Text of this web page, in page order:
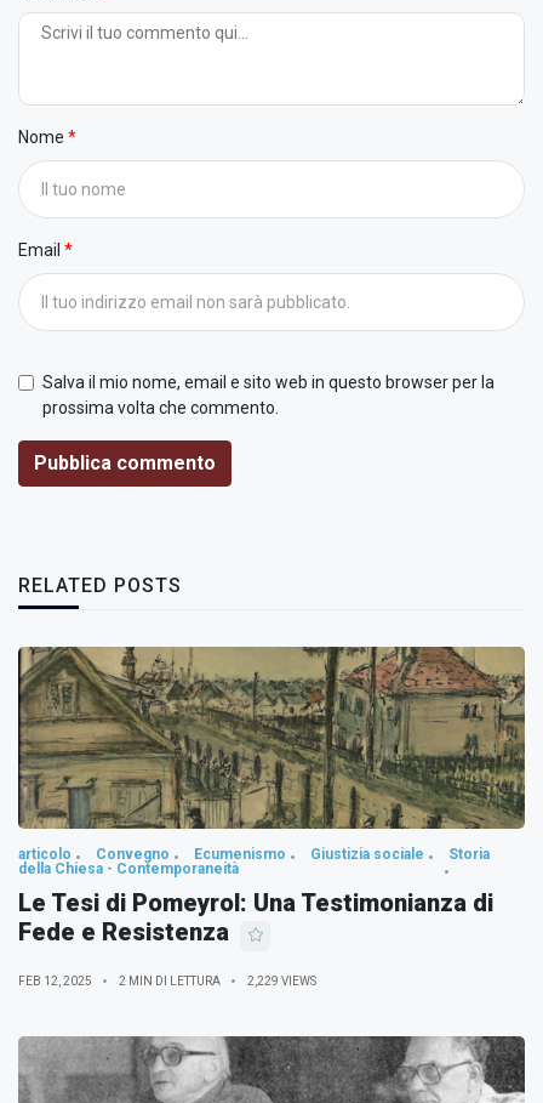
Nome
Email
Salva il mio nome, email e sito web in questo browser per la
prossima volta che commento.
Pubblica commento
RELATED POSTS
articolo Convegno Ecumenismo Giustizia sociale
Storia
della Chiesa - Contemporaneità
Le Tesi di Pomeyrol: Una Testimonianza di
Fede e Resistenza
FEB 12, 2025 2 MIN DI LETTURA 2,229 VIEWS